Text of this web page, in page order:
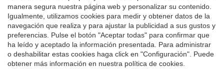
Copyright 2026 © Chimeneas Pio
Chimeneas Pio
Política de Cookies
manera segura nuestra página web y personalizar su contenido.
Igualmente, utilizamos cookies para medir y obtener datos de la
navegación que realiza y para ajustar la publicidad a sus gustos y
preferencias. Pulse el botón "Aceptar todas" para confirmar que
ha leído y aceptado la información presentada. Para administrar
o deshabilitar estas cookies haga click en "Configuración". Puede
obtener más información en nuestra política de cookies